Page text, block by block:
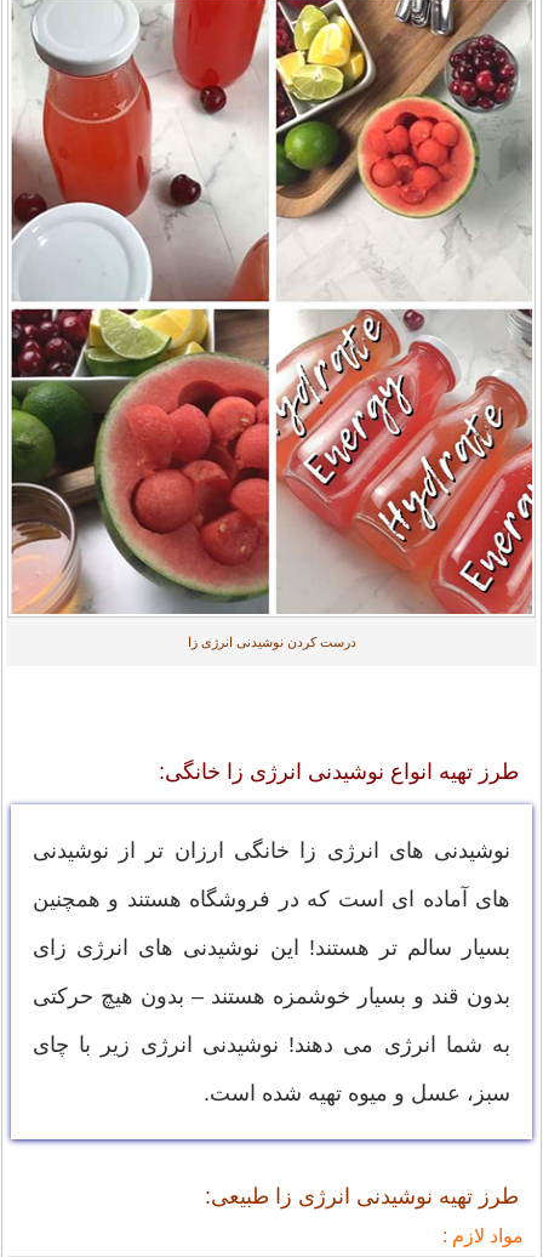
درست کردن نوشیدنی انرژی زا
طرز تهیه انواع نوشیدنی انرژی زا خانگی:
نوشیدنی های انرژی زا خانگی ارزان تر از نوشیدنی
های آماده ای است که در فروشگاه هستند و همچنین
بسیار سالم تر هستند! این نوشیدنی های انرژی زای
بدون قند و بسیار خوشمزه هستند – بدون هیچ حرکتی
به شما انرژی می دهند! نوشیدنی انرژی زیر با چای
سبز، عسل و میوه تهیه شده است.
طرز تهیه نوشیدنی انرژی زا طبیعی:
مواد لازم :